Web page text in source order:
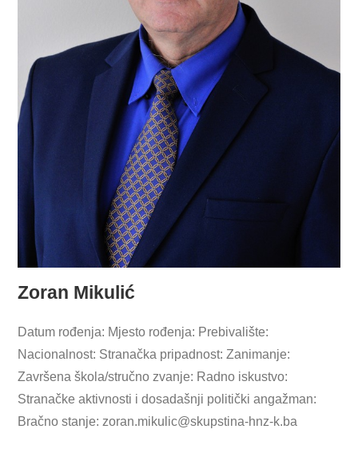
Zoran Mikulić
Datum rođenja: Mjesto rođenja: Prebivalište:
Nacionalnost: Stranačka pripadnost: Zanimanje:
Završena škola/stručno zvanje: Radno iskustvo:
Stranačke aktivnosti i dosadašnji politički angažman:
Bračno stanje: zoran.mikulic@skupstina-hnz-k.ba